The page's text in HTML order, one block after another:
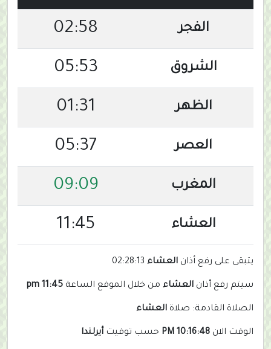
الفجر 02:58
الشروق 05:53
الظهر 01:31
العصر 05:37
المغرب 09:09
العشاء 11:45
يتبقى على رفع أذان العشاء 02:28:13
سيتم رفع أذان العشاء من خلال الموقع الساعة 11:45 pm
الصلاة القادمة: صلاة العشاء
الوقت الان 10:16:48 PM حسب توقيت أيرلندا